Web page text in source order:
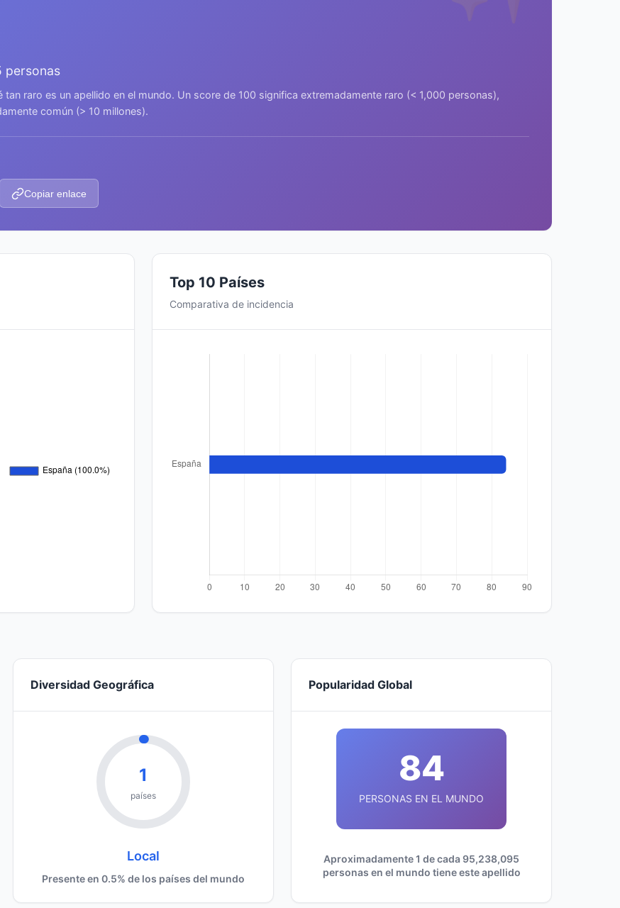
personas
tan raro es un apellido en el mundo. Un score de 100 significa extremadamente raro (< 1,000 personas),
común (> 10 millones).
Copiar enlace
Top 10 Países
Comparativa de incidencia
Diversidad Geográfica
1
países
Local
Presente en 0.5% de los países del mundo
Popularidad Global
84
PERSONAS EN EL MUNDO
Aproximadamente 1 de cada 95,238,095
personas en el mundo tiene este apellido